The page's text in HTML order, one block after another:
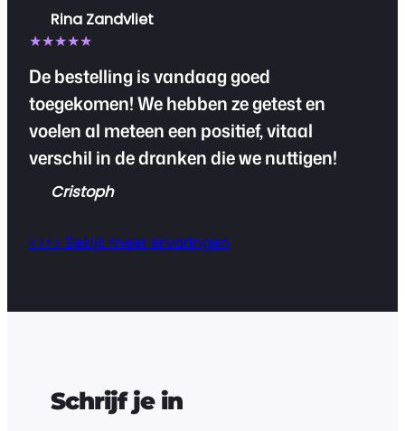
Rina Zandvliet
★★★★★
De bestelling is vandaag goed
toegekomen! We hebben ze getest en
voelen al meteen een positief, vitaal
verschil in de dranken die we nuttigen!
Cristoph
>>>> Bekijk meer ervaringen
Schrijf je in